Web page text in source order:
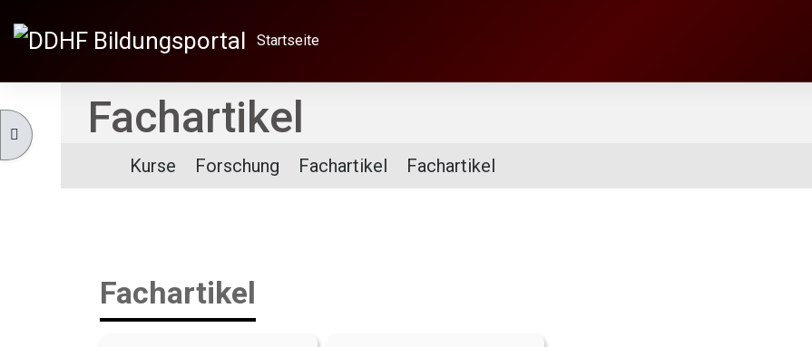
Startseite
KURSINDEX ÖFFNENFachartikel
Kurse Forschung Fachartikel Fachartikel
Fachartikel